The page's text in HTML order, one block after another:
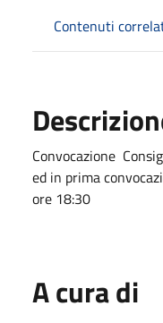
Contenuti
Convocazione
ed in prima
ore 18:30
A cura di